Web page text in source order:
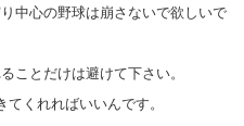
中心の野球は崩さないで欲しいで
ことだけは避けて下さい。
くれればいいんです。